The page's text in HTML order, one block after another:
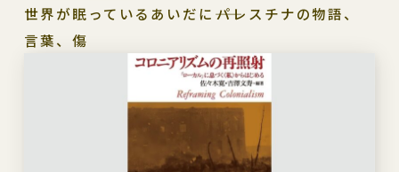
世界が眠っているあいだに――パレスチナの物語、
言葉、傷